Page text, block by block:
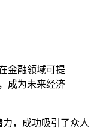
金融领域可提
成为未来经济
，成功吸引了众人